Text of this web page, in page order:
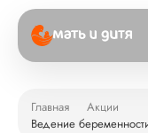
Главная
Акции
Ведение